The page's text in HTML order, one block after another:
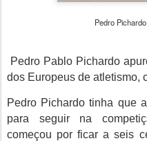
Pedro
Pedro Pablo Pichardo
dos Europeus de atletismo,
Pedro Pichardo tinha que
para seguir na
começou por ficar a seis